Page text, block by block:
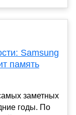
Samsung
память
заметных
годы. По